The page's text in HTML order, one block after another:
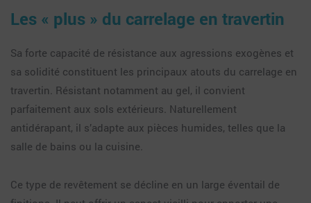
Les « plus » du carrelage en travertin
Sa forte capacité de résistance aux agressions exogènes et
sa solidité constituent les principaux atouts du carrelage en
travertin. Résistant notamment au gel, il convient
parfaitement aux sols extérieurs. Naturellement
antidérapant, il s’adapte aux pièces humides, telles que la
salle de bains ou la cuisine.
Ce type de revêtement se décline en un large éventail de